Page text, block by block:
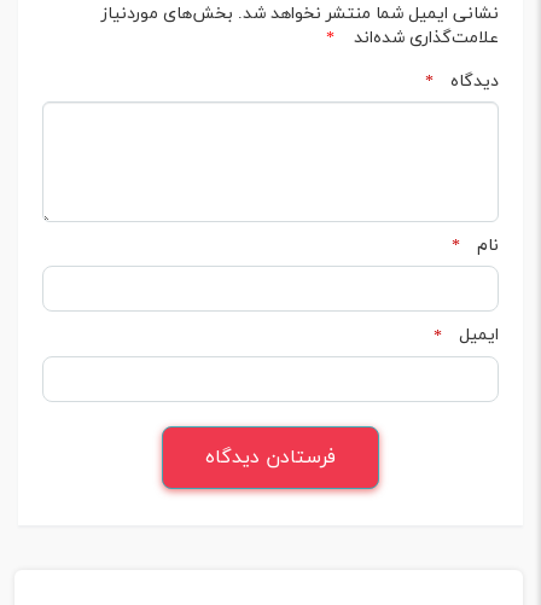
نشانی ایمیل شما منتشر نخواهد شد. بخش‌های موردنیاز
علامت‌گذاری شده‌اند
*
دیدگاه
*
نام *
ایمیل *